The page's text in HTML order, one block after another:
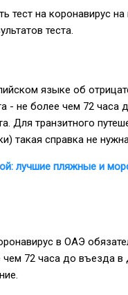
тест на коронавирус
теста.
языке об
- не более чем 72 часа
Для транзитного
такая справка не
лучшие пляжные и
в ОАЭ
чем 72 часа до въезда в